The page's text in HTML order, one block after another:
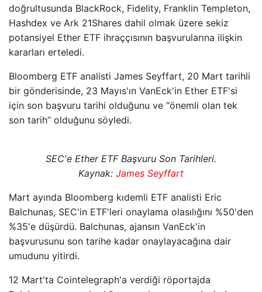
doğrultusunda BlackRock, Fidelity, Franklin Templeton,
Hashdex ve Ark 21Shares dahil olmak üzere sekiz
potansiyel Ether ETF ihraççısının başvurularına ilişkin
kararları erteledi.
Bloomberg ETF analisti James Seyffart, 20 Mart tarihli
bir gönderisinde, 23 Mayıs'ın VanEck'in Ether ETF'si
için son başvuru tarihi olduğunu ve “önemli olan tek
son tarih” olduğunu söyledi.
SEC'e Ether ETF Başvuru Son Tarihleri.
Kaynak: James Seyffart
Mart ayında Bloomberg kıdemli ETF analisti Eric
Balchunas, SEC'in ETF'leri onaylama olasılığını %50'den
%35'e düşürdü. Balchunas, ajansın VanEck'in
başvurusunu son tarihe kadar onaylayacağına dair
umudunu yitirdi.
12 Mart'ta Cointelegraph'a verdiği röportajda